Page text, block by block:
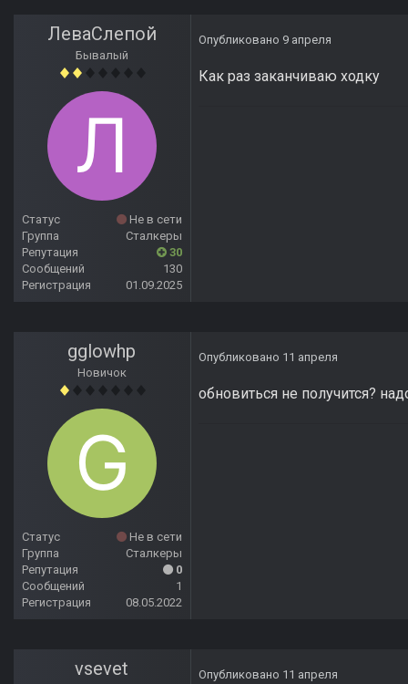
ЛеваСлепой
Бывалый
Статус
Не в сети
Группа
Сталкеры
Репутация
30
Сообщений
130
Регистрация
01.09.2025
Опубликовано 9 апреля
Как раз заканчиваю ходку
gglowhp
Новичок
Статус
Не в сети
Группа
Сталкеры
Репутация
0
Сообщений
1
Регистрация
08.05.2022
Опубликовано 11 апреля
обновиться не получится?
vsevet Опубликовано 11 апреля